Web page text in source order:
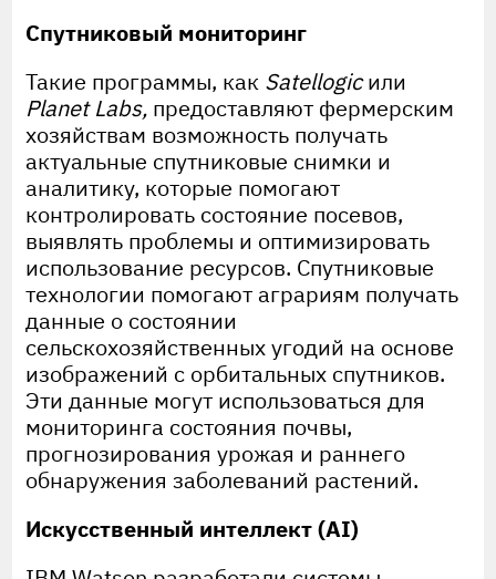
Спутниковый мониторинг
Такие программы, как Satellogicили
Planet Labs, предоставляют фермерским
хозяйствам возможность получать
актуальные спутниковые снимки и
аналитику, которые помогают
контролировать состояние посевов,
выявлять проблемы и оптимизировать
использование ресурсов. Спутниковые
технологии помогают аграриям получать
данные о состоянии
сельскохозяйственных угодий на основе
изображений с орбитальных спутников.
Эти данные могут использоваться для
мониторинга состояния почвы,
прогнозирования урожая и раннего
обнаружения заболеваний растений.
Искусственный интеллект (AI)